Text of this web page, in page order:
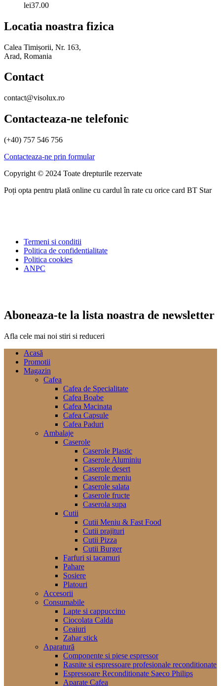
lei37.00
Locatia noastra fizica
Calea Timișorii, Nr. 163,
Arad, Romania
Contact
contact@visolux.ro
Contacteaza-ne telefonic
(+40) 757 546 756
Contacteaza-ne prin formular
Copyright © 2024 Toate drepturile rezervate
Poți opta pentru plată online cu cardul în rate cu orice card BT Star
Termeni si conditii
Politica de confidentialitate
Politica cookies
ANPC
Aboneaza-te la lista noastra de newsletter
Afla cele mai noi stiri si reduceri
Acasă
Promotii
Magazin
Cafea
Cafea de Specialitate
Cafea Boabe
Cafea Macinata
Cafea Capsule
Cafea Paduri
Ambalaje
Caserole
Caserole Plastic
Caserole Aluminiu
Caserole desert
Caserole meniu
Caserole salata
Caserole fructe
Caserola supa
Cutii
Cutii Meniu & Fast Food
Cutii prajituri
Cutii Pizza
Cutii Burger
Farfuri si tacamuri
Pahare
Sosiere
Platouri
Accesorii
Consumabile
Lapte si cappuccino
Ciocolata Calda
Ceaiuri
Zahar stick
Aparatură
Componente si piese espressor
Rasnite si espressoare profesionale reconditionate
Espressoare Reconditionate Saeco Philips
Aparate Cafea